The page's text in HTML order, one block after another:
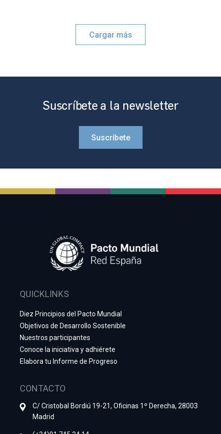
Cargar más
Suscríbete a la newsletter
Suscríbete
QUICKLINKS
Diez Principios del Pacto Mundial
Objetivos de Desarrollo Sostenible
Nuestros participantes
Conoce la iniciativa y adhiérete
Elabora tu Informe de Progreso
CONTACTO
C/ Cristobal Bordiú 19-21, Oficinas 1º Derecha, 28003
Madrid